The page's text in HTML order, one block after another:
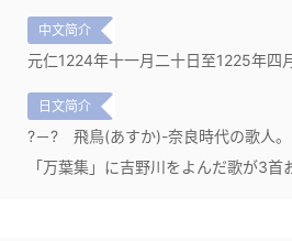
中文简介
元仁1224年十一月二十日至1225年四
日文简介
?－? 飛鳥(あすか)-奈良時代の歌人。
「万葉集」に吉野川をよんだ歌が3